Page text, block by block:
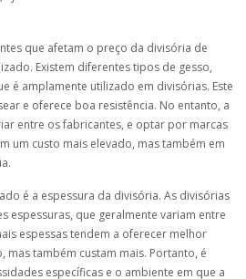
que afetam o preço da divisória de
Existem diferentes tipos de gesso,
é amplamente utilizado em divisórias. Este
e oferece boa resistência. No entanto, a
entre os fabricantes, e optar por marcas
um custo mais elevado, mas também em
é a espessura da divisória. As divisórias
espessuras, que geralmente variam entre
espessas tendem a oferecer melhor
mas também custam mais. Portanto, é
específicas e o ambiente em que a